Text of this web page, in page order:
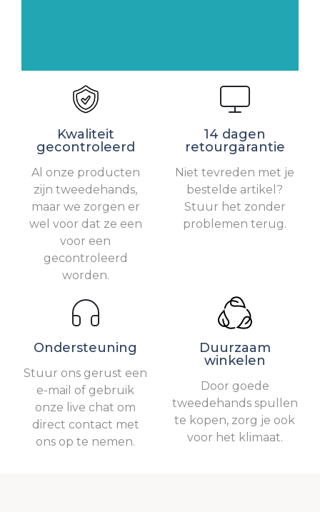
Kwaliteit
gecontroleerd
Al onze producten
zijn tweedehands,
maar we zorgen er
wel voor dat ze een
voor een
gecontroleerd
worden.
14 dagen
retourgarantie
Niet tevreden met je
bestelde artikel?
Stuur het zonder
problemen terug.
Ondersteuning
Stuur ons gerust een
e-mail of gebruik
onze live chat om
direct contact met
ons op te nemen.
Duurzaam
winkelen
Door goede
tweedehands spullen
te kopen, zorg je ook
voor het klimaat.